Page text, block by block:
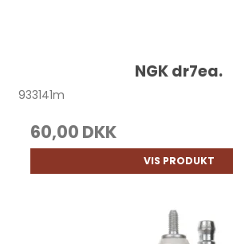
NGK dr7ea.
933141m
60,00 DKK
VIS PRODUKT